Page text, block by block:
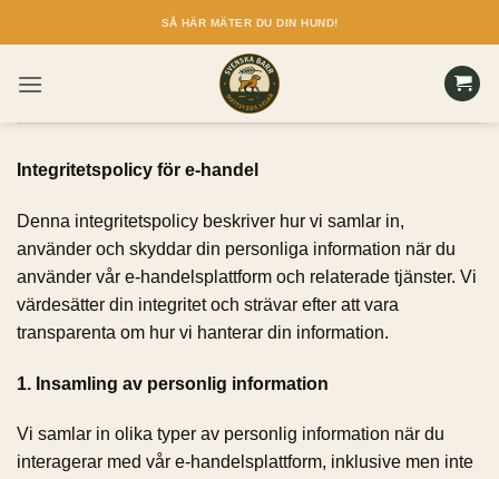
to
SÅ HÄR MÄTER DU DIN HUND!
Integritetspolicy för e-handel
Denna integritetspolicy beskriver hur vi samlar in,
använder och skyddar din personliga information när du
använder vår e-handelsplattform och relaterade tjänster. Vi
värdesätter din integritet och strävar efter att vara
transparenta om hur vi hanterar din information.
1. Insamling av personlig information
Vi samlar in olika typer av personlig information när du
interagerar med vår e-handelsplattform, inklusive men inte